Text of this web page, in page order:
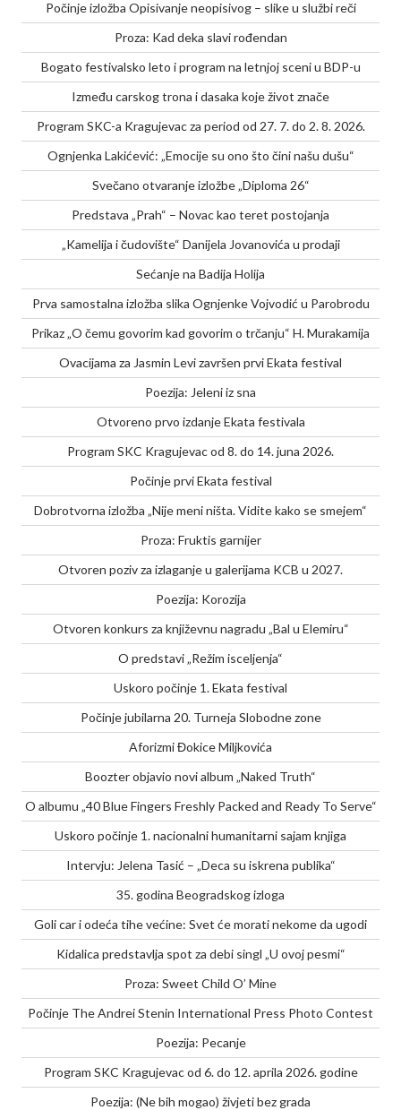
Počinje izložba Opisivanje neopisivog – slike u službi reči
Proza: Kad deka slavi rođendan
Bogato festivalsko leto i program na letnjoj sceni u BDP-u
Između carskog trona i dasaka koje život znače
Program SKC-a Kragujevac za period od 27. 7. do 2. 8. 2026.
Ognjenka Lakićević: „Emocije su ono što čini našu dušu“
Svečano otvaranje izložbe „Diploma 26“
Predstava „Prah“ – Novac kao teret postojanja
„Kamelija i čudovište“ Danijela Jovanovića u prodaji
Sećanje na Badija Holija
Prva samostalna izložba slika Ognjenke Vojvodić u Parobrodu
Prikaz „O čemu govorim kad govorim o trčanju“ H. Murakamija
Ovacijama za Jasmin Levi završen prvi Ekata festival
Poezija: Jeleni iz sna
Otvoreno prvo izdanje Ekata festivala
Program SKC Kragujevac od 8. do 14. juna 2026.
Počinje prvi Ekata festival
Dobrotvorna izložba „Nije meni ništa. Vidite kako se smejem“
Proza: Fruktis garnijer
Otvoren poziv za izlaganje u galerijama KCB u 2027.
Poezija: Korozija
Otvoren konkurs za književnu nagradu „Bal u Elemiru“
O predstavi „Režim isceljenja“
Uskoro počinje 1. Ekata festival
Počinje jubilarna 20. Turneja Slobodne zone
Aforizmi Đokice Miljkovića
Boozter objavio novi album „Naked Truth“
O albumu „40 Blue Fingers Freshly Packed and Ready To Serve“
Uskoro počinje 1. nacionalni humanitarni sajam knjiga
Intervju: Jelena Tasić – „Deca su iskrena publika“
35. godina Beogradskog izloga
Goli car i odeća tihe većine: Svet će morati nekome da ugodi
Kidalica predstavlja spot za debi singl „U ovoj pesmi“
Proza: Sweet Child O’ Mine
Počinje The Andrei Stenin International Press Photo Contest
Poezija: Pecanje
Program SKC Kragujevac od 6. do 12. aprila 2026. godine
Poezija: (Ne bih mogao) živjeti bez grada